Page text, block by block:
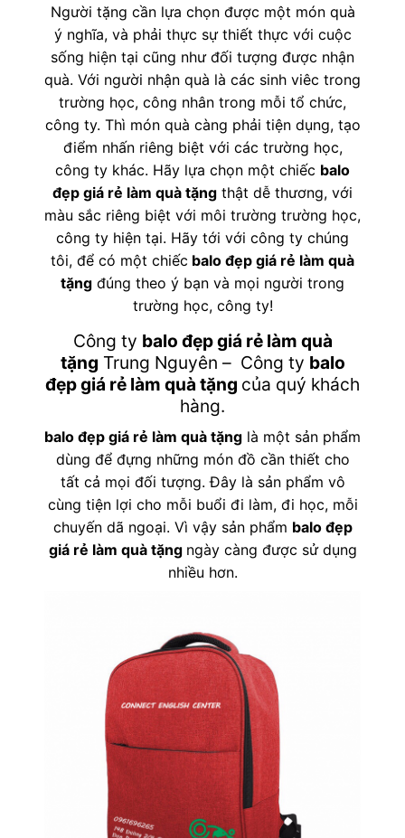
Người tặng cần lựa chọn được một món quà
ý nghĩa, và phải thực sự thiết thực với cuộc
sống hiện tại cũng như đối tượng được nhận
quà. Với người nhận quà là các sinh viêc trong
trường học, công nhân trong mỗi tổ chức,
công ty. Thì món quà càng phải tiện dụng, tạo
điểm nhấn riêng biệt với các trường học,
công ty khác. Hãy lựa chọn một chiếc balo
đẹp giá rẻ làm quà tặng thật dễ thương, với
màu sắc riêng biệt với môi trường trường học,
công ty hiện tại. Hãy tới với công ty chúng
tôi, để có một chiếc balo đẹp giá rẻ làm quà
tặng đúng theo ý bạn và mọi người trong
trường học, công ty!
Công ty balo đẹp giá rẻ làm quà
tặng Trung Nguyên – Công ty balo
đẹp giá rẻ làm quà tặng của quý khách
hàng.
balo đẹp giá rẻ làm quà tặng là một sản phẩm
dùng để đựng những món đồ cần thiết cho
tất cả mọi đối tượng. Đây là sản phẩm vô
cùng tiện lợi cho mỗi buổi đi làm, đi học, mỗi
chuyến dã ngoại. Vì vậy sản phẩm balo đẹp
giá rẻ làm quà tặng ngày càng được sử dụng
nhiều hơn.